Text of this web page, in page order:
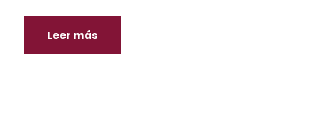
Leer más